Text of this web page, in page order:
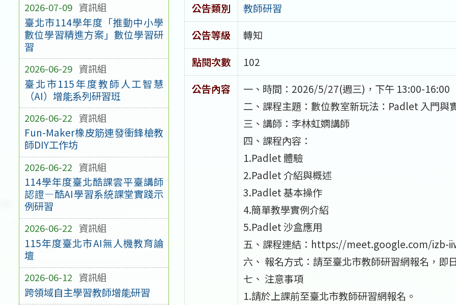
2026-07-09 資訊組
臺北市114學年度「推動中小學
數位學習精進方案」數位學習研
習
2026-06-29 資訊組
臺北市115年度教師人工智慧
（AI）增能系列研習班
2026-06-22 資訊組
Fun-Maker橡皮筋連發衝鋒槍教
師DIY工作坊
2026-06-22 資訊組
114學年度臺北酷課雲平臺講師
認證—酷AI學習系統課堂實踐示
例研習
2026-06-22 資訊組
115年度臺北市AI無人機教育論
壇
2026-06-12 資訊組
跨領域自主學習教師增能研習
公告類別
教師研習
公告等級
轉知
點閱次數
102
公告內容
一、時間：2026/5/27(週三)，下午 13:00-16:00
二、課程主題：數位教室新玩法：Padlet 入門與
三、講師：李林虹嫻講師
四、課程內容：
1.Padlet 體驗
2.Padlet 介紹與概述
3.Padlet 基本操作
4.簡單教學實例介紹
5.Padlet 沙盒應用
五、課程連結：https://meet.google.com/izb-
六、 報名方式：請至臺北市教師研習網報名，即
七、 注意事項
1.請於上課前至臺北市教師研習網報名。